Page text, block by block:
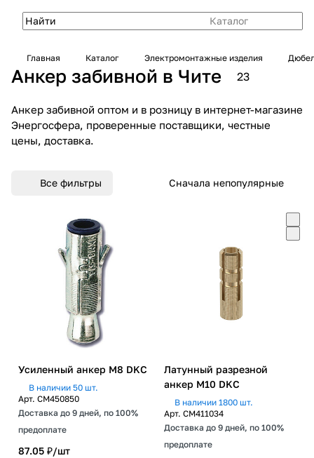
Каталог
Главная Каталог Электромонтажные изделия
Анкер забивной в Чите 23
Анкер забивной оптом и в розницу в интернет-магазине
Энергосфера, проверенные поставщики, честные
цены, доставка.
Все фильтры Сначала непопулярные
Усиленный анкер М8 DKC
В наличии 50 шт.
Арт. CM450850
Доставка до 9 дней, по 100%
предоплате
87.05 ₽/шт
Латунный разрезной
анкер М10 DKC
В наличии 1800 шт.
Арт. CM411034
Доставка до 9 дней, по 100%
предоплате